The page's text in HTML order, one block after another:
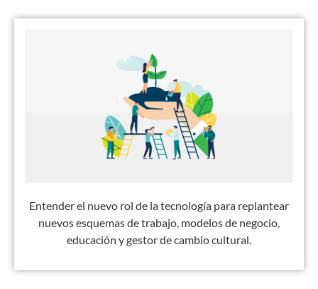
Entender el nuevo rol de la tecnología para replantear
nuevos esquemas de trabajo, modelos de negocio,
educación y gestor de cambio cultural.